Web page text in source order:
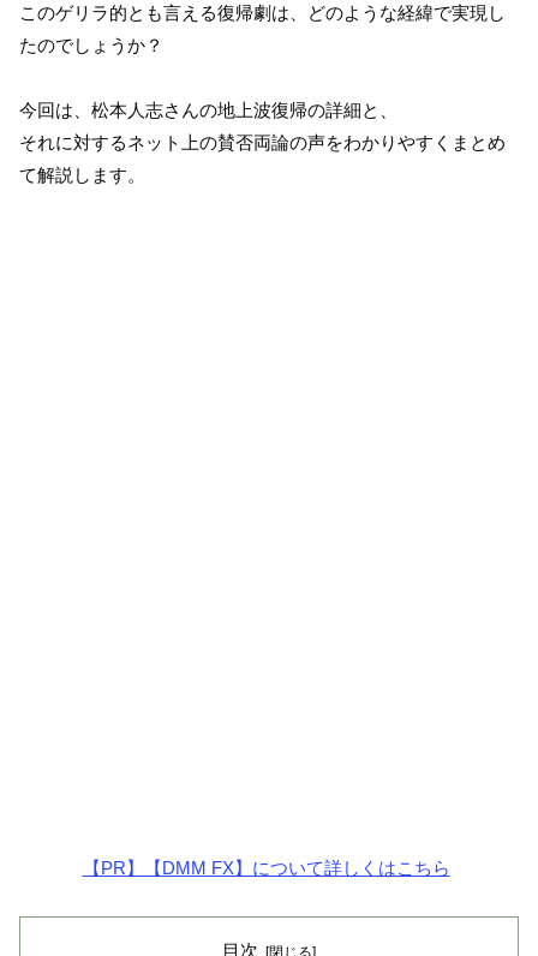
このゲリラ的とも言える復帰劇は、どのような経緯で実現し
たのでしょうか？
今回は、松本人志さんの地上波復帰の詳細と、
それに対するネット上の賛否両論の声をわかりやすくまとめ
て解説します。
【PR】【DMM FX】について詳しくはこちら
目次